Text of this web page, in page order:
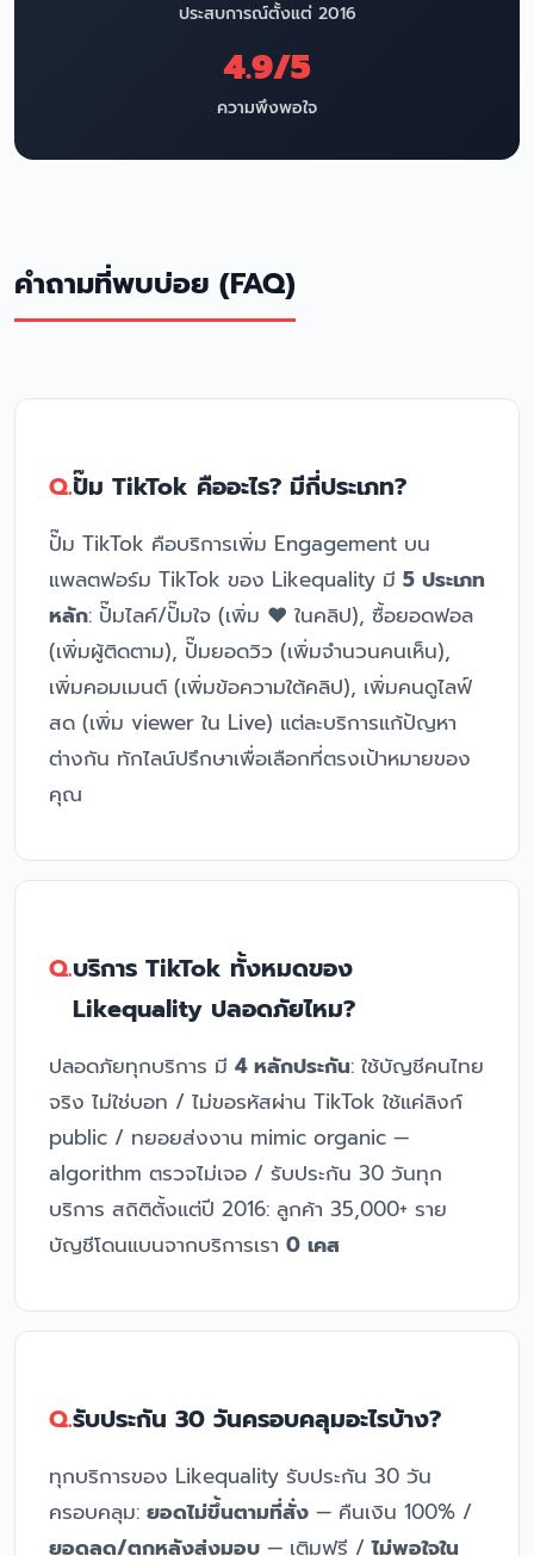
ประสบการณ์ตั้งแต่ 2016
4.9/5
ความพึงพอใจ
คำถามที่พบบ่อย (FAQ)
ปั๊ม TikTok คืออะไร? มีกี่ประเภท?
ปั๊ม TikTok คือบริการเพิ่ม Engagement บน
แพลตฟอร์ม TikTok ของ Likequality มี 5 ประเภท
หลัก: ปั๊มไลค์/ปั๊มใจ (เพิ่ม ❤️ ในคลิป), ซื้อยอดฟอล
(เพิ่มผู้ติดตาม), ปั๊มยอดวิว (เพิ่มจำนวนคนเห็น),
เพิ่มคอมเมนต์ (เพิ่มข้อความใต้คลิป), เพิ่มคนดูไลฟ์
สด (เพิ่ม viewer ใน Live) แต่ละบริการแก้ปัญหา
ต่างกัน ทักไลน์ปรึกษาเพื่อเลือกที่ตรงเป้าหมายของ
คุณ
บริการ TikTok ทั้งหมดของ
Likequality ปลอดภัยไหม?
ปลอดภัยทุกบริการ มี 4 หลักประกัน: ใช้บัญชีคนไทย
จริง ไม่ใช่บอท / ไม่ขอรหัสผ่าน TikTok ใช้แค่ลิงก์
public / ทยอยส่งงาน mimic organic —
algorithm ตรวจไม่เจอ / รับประกัน 30 วันทุก
บริการ สถิติตั้งแต่ปี 2016: ลูกค้า 35,000+ ราย
บัญชีโดนแบนจากบริการเรา 0 เคส
รับประกัน 30 วันครอบคลุมอะไรบ้าง?
ทุกบริการของ Likequality รับประกัน 30 วัน
ครอบคลุม: ยอดไม่ขึ้นตามที่สั่ง — คืนเงิน 100% /
ยอดลด/ตกหลังส่งมอบ — เติมฟรี /ไม่พอใจใน